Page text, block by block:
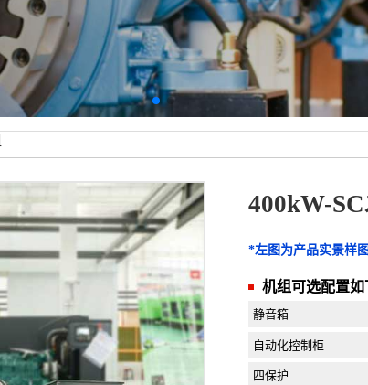
400kW-
*左图为产品实景样
机组可选配置如
静音箱
自动化控制柜
四保护